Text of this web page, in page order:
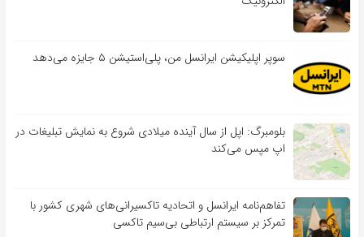
سوپر اپلیکیشن ایرانسل من، پلی‌استیشن ۵ جایزه می‌دهد
بلومبرگ: اپل از سال آینده میلادی شروع به نمایش تبلیغات در
اپ مپس می‌کند
تفاهم‌نامه‌ ایرانسل و اتحادیه تاکسیرانی‌های شهری کشور با
تمرکز بر سیستم ارتباطی بی‌سیم تاکسی